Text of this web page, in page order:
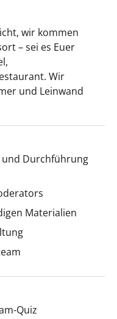
wir kommen
– sei es Euer
Wir
und Leinwand
Durchführung
Materialien
Quiz